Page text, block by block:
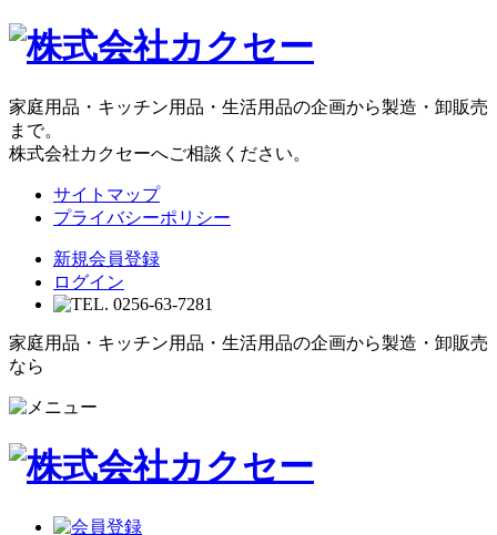
家庭用品・キッチン用品・生活用品の企画から製造・卸販売
まで。
株式会社カクセーへご相談ください。
サイトマップ
プライバシーポリシー
新規会員登録
ログイン
家庭用品・キッチン用品・生活用品の企画から製造・卸販売
なら